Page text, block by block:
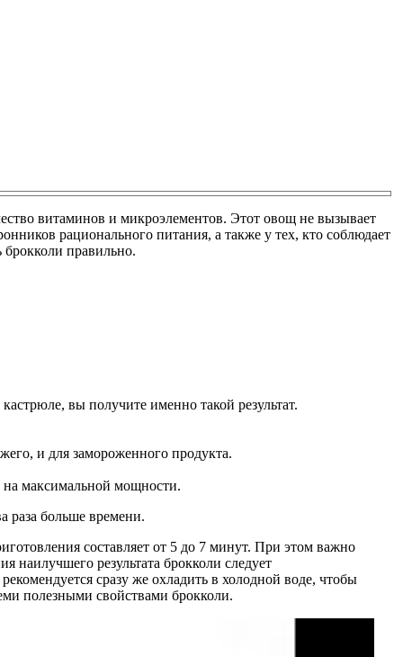
витаминов и микроэлементов. Этот овощ не вызывает
рационального питания, а также у тех, кто соблюдает
правильно.
вы получите именно такой результат.
и для замороженного продукта.
на максимальной мощности.
раза больше времени.
составляет от 5 до 7 минут. При этом важно
наилучшего результата брокколи следует
сразу же охладить в холодной воде, чтобы
полезными свойствами брокколи.